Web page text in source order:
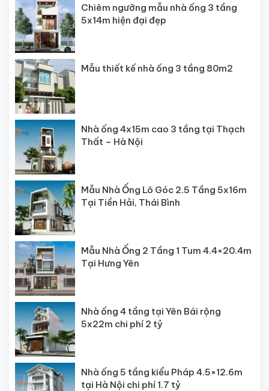
Chiêm ngưỡng mẫu nhà ống 3 tầng
5x14m hiện đại đẹp
Mẫu thiết kế nhà ống 3 tầng 80m2
Nhà ống 4x15m cao 3 tầng tại Thạch
Thất – Hà Nội
Mẫu Nhà Ống Lô Góc 2.5 Tầng 5x16m
Tại Tiền Hải, Thái Bình
Mẫu Nhà Ống 2 Tầng 1 Tum 4.4×20.4m
Tại Hưng Yên
Nhà ống 4 tầng tại Yên Bái rộng
5x22m chi phí 2 tỷ
Nhà ống 5 tầng kiểu Pháp 4.5×12.6m
tại Hà Nội chi phí 1.7 tỷ